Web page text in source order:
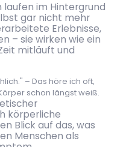
laufen im Hintergrund
gar nicht mehr
Erlebnisse,
– sie wirken wie ein
mitläuft und
– Das höre ich oft,
schon längst weiß.
körperliche
Blick auf das, was
Menschen als